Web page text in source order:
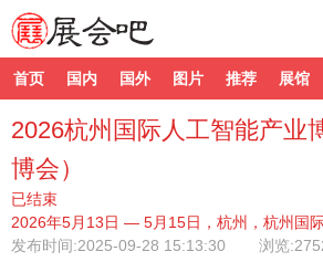
首页 国内 国外 图片 推荐 展馆
2026杭州国际人工智能产业
博会）
已结束
2026年5月13日 — 5月15日，杭州，杭州国
发布时间:2025-09-28 15:13:30 浏览